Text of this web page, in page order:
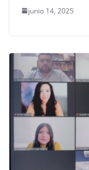
junio 14, 2025